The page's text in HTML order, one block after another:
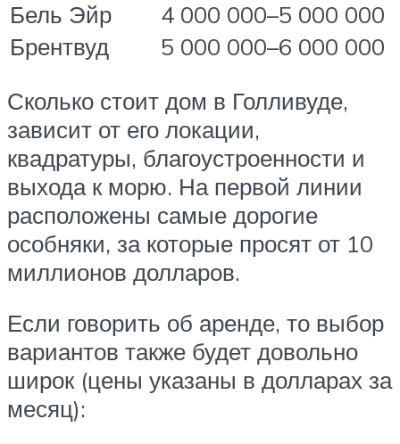
Бель Эйр
4 000 000–5 000 000
Брентвуд
5 000 000–6 000 000
Сколько стоит дом в Голливуде,
зависит от его локации,
квадратуры, благоустроенности и
выхода к морю. На первой линии
расположены самые дорогие
особняки, за которые просят от 10
миллионов долларов.
Если говорить об аренде, то выбор
вариантов также будет довольно
широк (цены указаны в долларах за
месяц):